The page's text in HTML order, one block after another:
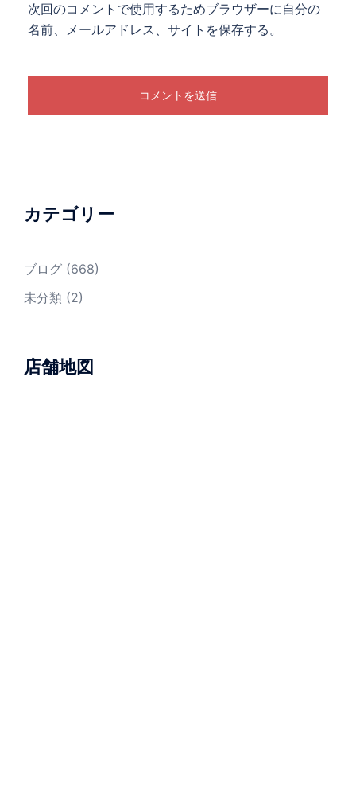
次回のコメントで使用するためブラウザーに自分の
名前、メールアドレス、サイトを保存する。
カテゴリー
ブログ (668)
未分類 (2)
店舗地図